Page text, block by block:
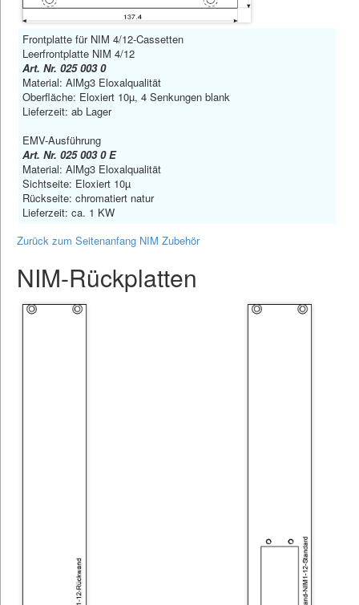
Frontplatte für NIM 4/12-Cassetten
Leerfrontplatte NIM 4/12
Art. Nr. 025 003 0
Material: AlMg3 Eloxalqualität
Oberfläche: Eloxiert 10µ, 4 Senkungen blank
Lieferzeit: ab Lager
EMV-Ausführung
Art. Nr. 025 003 0 E
Material: AlMg3 Eloxalqualität
Sichtseite: Eloxiert 10µ
Rückseite: chromatiert natur
Lieferzeit: ca. 1 KW
Zurück zum Seitenanfang NIM Zubehör
NIM-Rückplatten